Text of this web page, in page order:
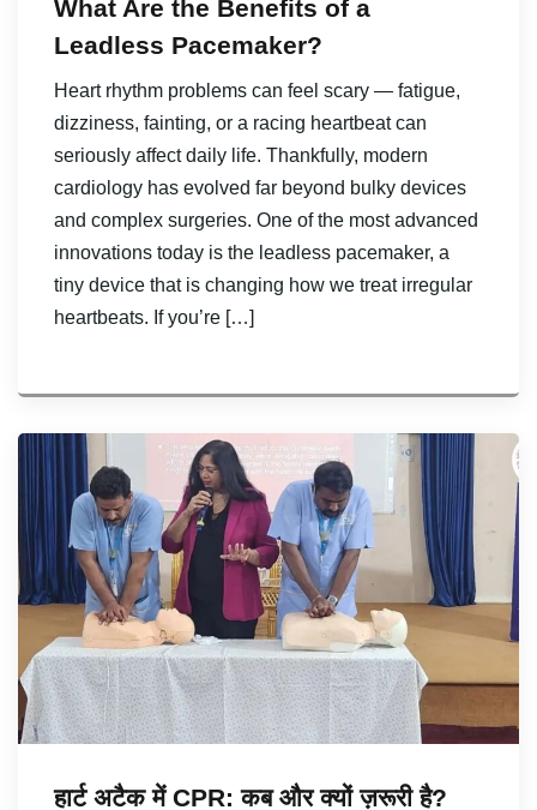
What Are the Benefits of a
Leadless Pacemaker?
Heart rhythm problems can feel scary — fatigue,
dizziness, fainting, or a racing heartbeat can
seriously affect daily life. Thankfully, modern
cardiology has evolved far beyond bulky devices
and complex surgeries. One of the most advanced
innovations today is the leadless pacemaker, a
tiny device that is changing how we treat irregular
heartbeats. If you’re […]
हार्ट अटैक में CPR: कब और क्यों ज़रूरी है?